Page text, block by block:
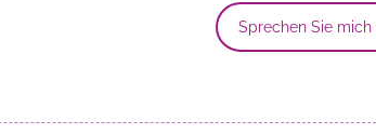
Sprechen Sie mich